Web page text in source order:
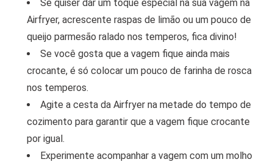
Se quiser dar um toque especial na sua vagem na
Airfryer, acrescente raspas de limão ou um pouco de
queijo parmesão ralado nos temperos, fica divino!
Se você gosta que a vagem fique ainda mais
crocante, é só colocar um pouco de farinha de rosca
nos temperos.
Agite a cesta da Airfryer na metade do tempo de
cozimento para garantir que a vagem fique crocante
por igual.
Experimente acompanhar a vagem com um molho